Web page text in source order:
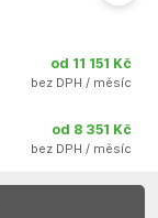
od 11 151 Kč
bez DPH / měsíc
od 8 351 Kč
bez DPH / měsíc